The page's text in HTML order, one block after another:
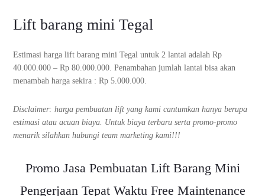
Lift barang mini Tegal
Estimasi harga lift barang mini Tegal untuk 2 lantai adalah Rp
40.000.000 – Rp 80.000.000. Penambahan jumlah lantai bisa akan
menambah harga sekira : Rp 5.000.000.
Disclaimer: harga pembuatan lift yang kami cantumkan hanya berupa
estimasi atau acuan biaya. Untuk biaya terbaru serta promo-promo
menarik silahkan hubungi team marketing kami!!!
Promo Jasa Pembuatan Lift Barang Mini
Pengerjaan Tepat Waktu Free Maintenance